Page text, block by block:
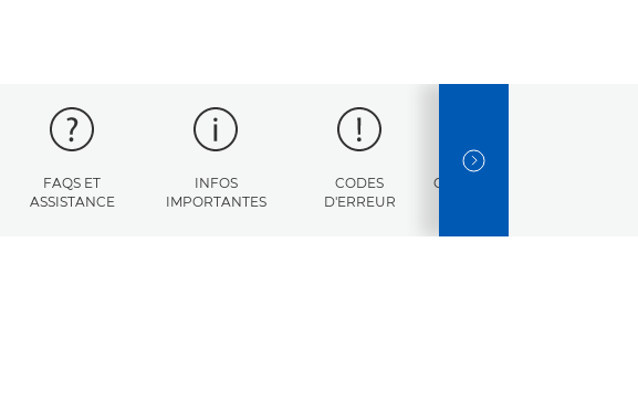
FAQS ET
ASSISTANCE
INFOS
IMPORTANTES
CODES
D'ERREUR
CARACTÉRISTIQUES
NEXT SLIDE